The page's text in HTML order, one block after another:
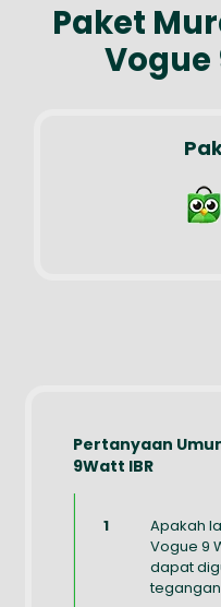
Paket
Vogue
Pertanyaan
9Watt IBR
1
Apakah
Vogue 9
dapat
tegangan